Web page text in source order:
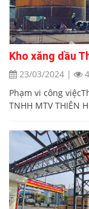
Kho xăng dầu
23/03/2024 |
Phạm vi công
TNHH MTV THIÊN